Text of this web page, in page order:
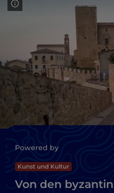
Powered by
Kunst und Kultur
Von den